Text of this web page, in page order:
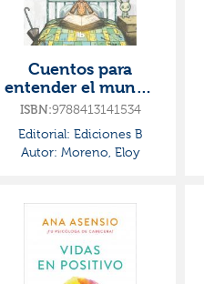
Cuentos para
entender el mundo
3
ISBN:9788413141534
Editorial: Ediciones B
Autor: Moreno, Eloy